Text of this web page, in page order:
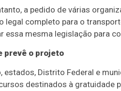
a pedido de várias
legal completo para o
essa mesma legislação para
prevê o projeto
estados, Distrito Federal e
destinados à gratuidade